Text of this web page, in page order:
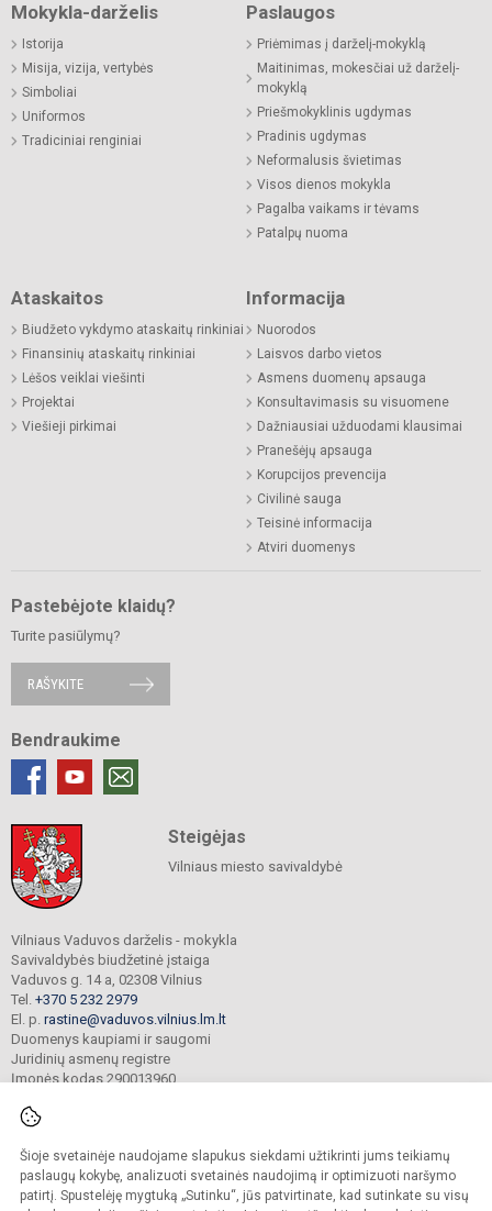
Šioje svetainėje naudojame slapukus siekdami užtikrinti jums teikiamų
paslaugų kokybę, analizuoti svetainės naudojimą ir optimizuoti naršymo
patirtį. Spustelėję mygtuką „Sutinku“, jūs patvirtinate, kad sutinkate su visų
Mokykla-darželis
Istorija
Misija, vizija, vertybės
Simboliai
Uniformos
Tradiciniai renginiai
Paslaugos
Priėmimas į darželį-mokyklą
Maitinimas, mokesčiai už darželį-
mokyklą
Priešmokyklinis ugdymas
Pradinis ugdymas
Neformalusis švietimas
Visos dienos mokykla
Pagalba vaikams ir tėvams
Patalpų nuoma
Ataskaitos
Biudžeto vykdymo ataskaitų rinkiniai
Finansinių ataskaitų rinkiniai
Lėšos veiklai viešinti
Projektai
Viešieji pirkimai
Informacija
Nuorodos
Laisvos darbo vietos
Asmens duomenų apsauga
Konsultavimasis su visuomene
Dažniausiai užduodami klausimai
Pranešėjų apsauga
Korupcijos prevencija
Civilinė sauga
Teisinė informacija
Atviri duomenys
Pastebėjote klaidų?
Turite pasiūlymų?
RAŠYKITE
Bendraukime
Steigėjas
Vilniaus miesto savivaldybė
Vilniaus Vaduvos darželis - mokykla
Savivaldybės biudžetinė įstaiga
Vaduvos g. 14 a, 02308 Vilnius
Tel. +370 5 232 2979
El. p. rastine@vaduvos.vilnius.lm.lt
Duomenys kaupiami ir saugomi
Juridinių asmenų registre
Įmonės kodas 290013960
© 2023. Vilniaus Vaduvos darželis - mokykla. Visos teisės saugomos.
Kopijuoti turinį be raštiško įstaigos administracijos sutikimo griežtai draudžiama.
Prieinamumo paraiška Slapukų politika